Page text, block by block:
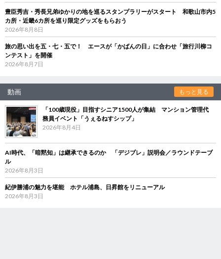
豊臣秀吉・秀長兄弟ゆかりの地を巡るスタンプラリーがスタート 和歌山市内5
カ所・近畿6カ所を巡り限定グッズをもらおう
2026年8月8日
旅の思い出を五・七・五で！ エースが「かばんの日」に合わせ「旅行川柳コ
ンテスト」を開催
2026年8月7日
動画 もっと見る
「100歳現役」目指すシニア1500人が集結 マンション管理代
務員イベント「うぇるねすシップ」
2026年8月4日
AI時代、「暗黙知」は継承できるのか 「デジブレ」説明会／ラウンドテーブ
ル
2026年8月3日
紀伊勝浦の魅力を堪能 ホテル浦島、日昇館をリニューアル
2026年8月3日